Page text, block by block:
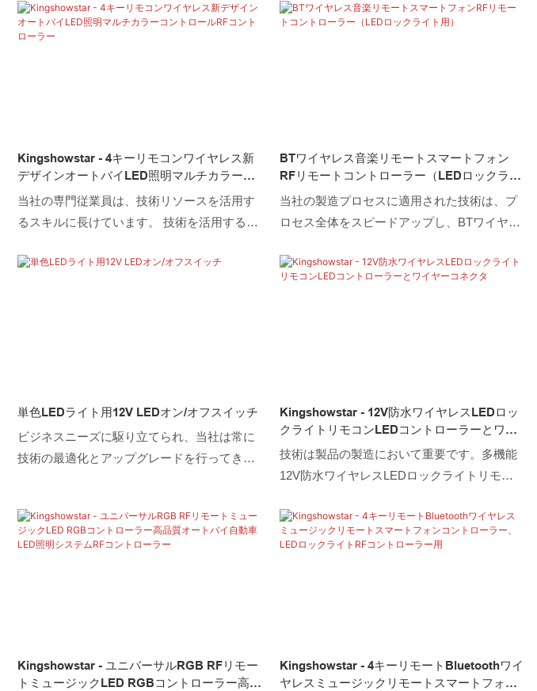
Kingshowstar - 4キーリモコンワイヤレス新
デザインオートバイLED照明マルチカラーコ
ントロールRFコントローラー
当社の専門従業員は、技術リソースを活用す
るスキルに長けています。 技術を活用するこ
とを保証します。リモートコントロールの応
BTワイヤレス音楽リモートスマートフォン
RFリモートコントローラー（LEDロックライ
ト用）
当社の製造プロセスに適用された技術は、プ
ロセス全体をスピードアップし、BTワイヤレ
モートコントローラーのLEDロックライトの
単色LEDライト用12V LEDオン/オフスイッチ
ビジネスニーズに駆り立てられ、当社は常に
技術の最適化とアップグレードを行ってきま
では、LED自動車ライト、LEDロックライ
ト、LEDホイップライト、LEDホイールライ
Kingshowstar - 12V防水ワイヤレスLEDロッ
クライトリモコンLEDコントローラーとワイ
ヤーコネクタ
技術は製品の製造において重要です。多機能
12V防水ワイヤレスLEDロックライトリモー
プリケーションシナリオで広く使用されてい
ます。
Kingshowstar - ユニバーサルRGB RFリモー
トミュージックLED RGBコントローラー高品
Kingshowstar - 4キーリモートBluetoothワイ
ヤレスミュージックリモートスマートフォン